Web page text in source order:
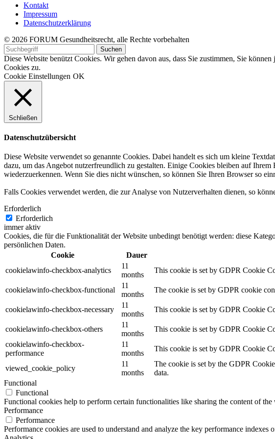
Kontakt
Impressum
Datenschutzerklärung
© 2026 FORUM Gesundheitsrecht, alle Rechte vorbehalten
Diese Website benützt Cookies. Wir gehen davon aus, dass Sie zustimmen, Sie
Cookies zu.
Cookie Einstellungen OK
Schließen
Datenschutzübersicht
Diese Website verwendet so genannte Cookies. Dabei handelt es sich um kleine
dazu, um das Angebot nutzerfreundlich zu gestalten. Einige Cookies bleiben auf
wiederzuerkennen. Wenn Sie dies nicht wünschen, so können Sie Ihren Browser so
Falls Cookies verwendet werden, die zur Analyse von Nutzerverhalten dienen, so
Erforderlich
Erforderlich
immer aktiv
Cookies, die für die Funktionalität der Website unbedingt benötigt werden: diese
persönlichen Daten.
Cookie
Dauer
cookielawinfo-checkbox-analytics
11
months
This cookie is set by GDPR Cookie
cookielawinfo-checkbox-functional
11
months
The cookie is set by GDPR cookie
cookielawinfo-checkbox-necessary
11
months
This cookie is set by GDPR Cookie
cookielawinfo-checkbox-others
11
months
This cookie is set by GDPR Cookie
cookielawinfo-checkbox-
performance
11
months
This cookie is set by GDPR Cookie
viewed_cookie_policy
11
months
The cookie is set by the GDPR
data.
Functional
Functional
Functional cookies help to perform certain functionalities like sharing the content of
Performance
Performance
Performance cookies are used to understand and analyze the key performance